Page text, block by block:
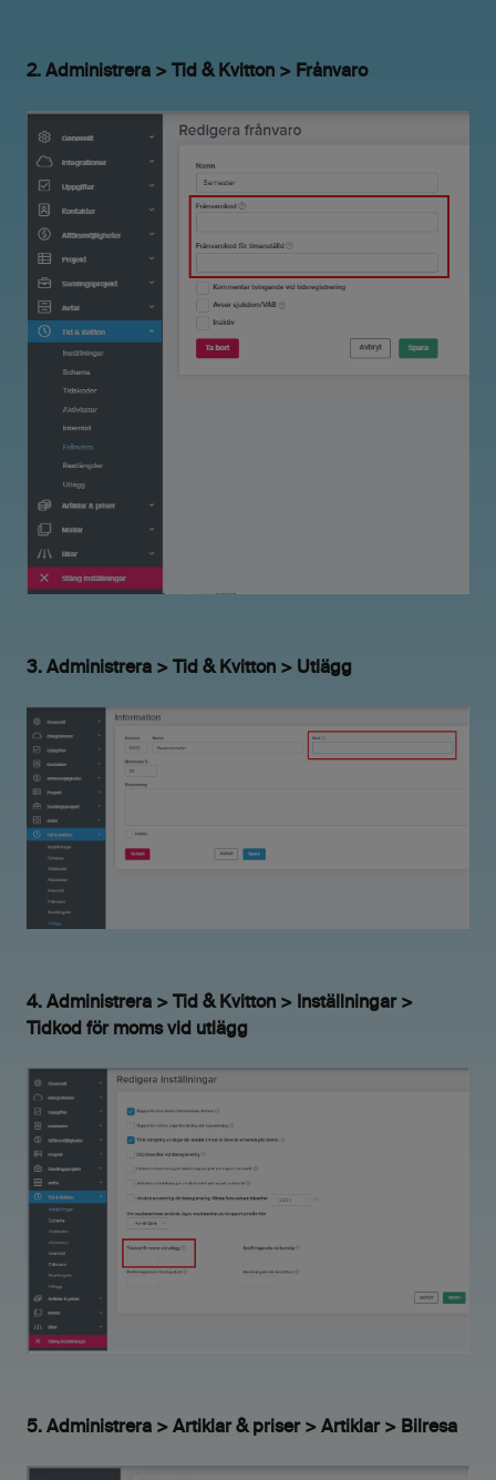
2. Administrera > Tid & Kvitton > Frånvaro
3. Administrera > Tid & Kvitton > Utlägg
4. Administrera > Tid & Kvitton > Inställningar >
Tidkod för moms vid utlägg
5. Administrera > Artiklar & priser > Artiklar > Bilresa